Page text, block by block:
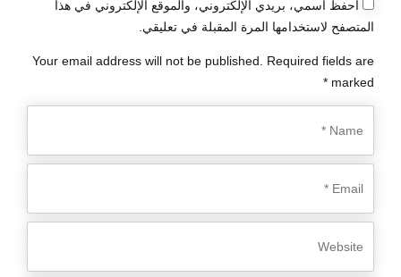
Your email address will not be published. Required fields are
marked *
احفظ اسمي، بريدي الإلكتروني، والموقع الإلكتروني في هذا
المتصفح لاستخدامها المرة المقبلة في تعليقي.